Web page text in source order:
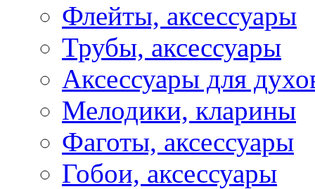
Флейты, аксессуары
Трубы, аксессуары
Аксессуары для
Мелодики, кларины
Фаготы, аксессуары
Гобои, аксессуары